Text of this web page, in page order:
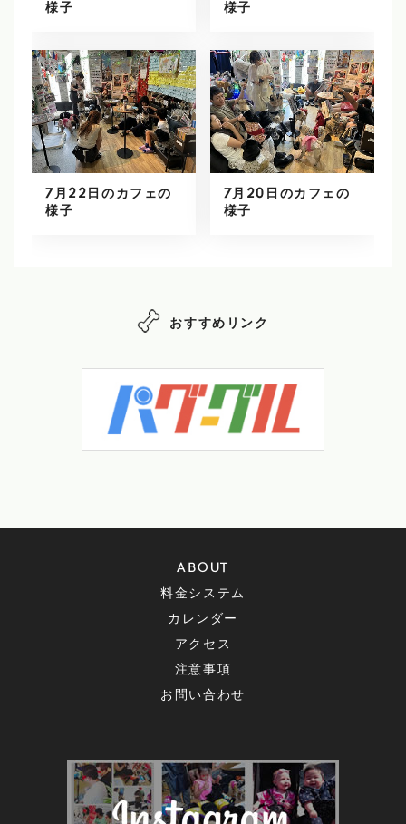
様子
様子
7月22日のカフェの
様子
7月20日のカフェの
様子
おすすめリンク
ABOUT
料金システム
カレンダー
アクセス
注意事項
お問い合わせ